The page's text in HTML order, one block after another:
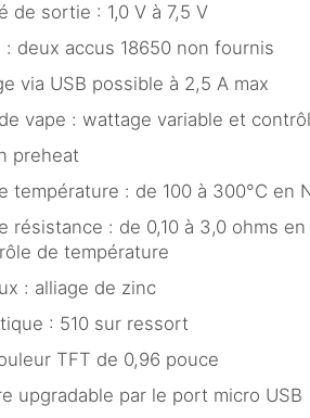
de sortie : 1,0 V à 7,5 V
: deux accus 18650 non fournis
via USB possible à 2,5 A max
vape : wattage variable et
preheat
température : de 100 à 300°C en
résistance : de 0,10 à 3,0 ohms
de température
: alliage de zinc
: 510 sur ressort
TFT de 0,96 pouce
upgradable par le port micro USB